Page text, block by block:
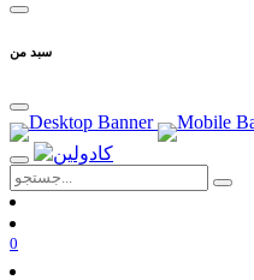
سبد من
0